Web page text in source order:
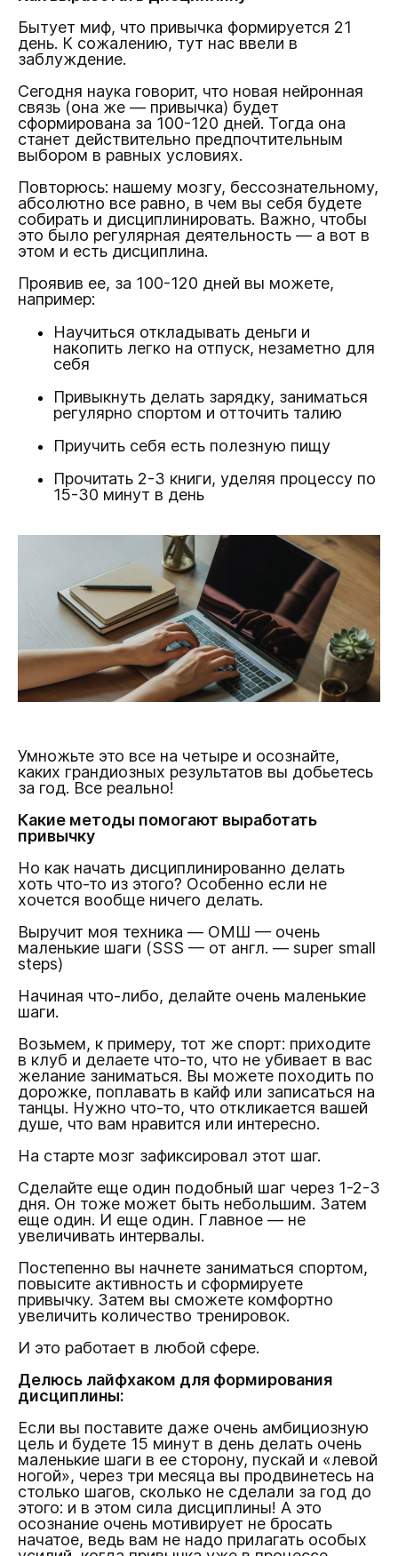
Бытует миф, что привычка формируется 21
день. К сожалению, тут нас ввели в
заблуждение.
Сегодня наука говорит, что новая нейронная
связь (она же — привычка) будет
сформирована за 100-120 дней. Тогда она
станет действительно предпочтительным
выбором в равных условиях.
Повторюсь: нашему мозгу, бессознательному,
абсолютно все равно, в чем вы себя будете
собирать и дисциплинировать. Важно, чтобы
это было регулярная деятельность — а вот в
этом и есть дисциплина.
Проявив ее, за 100-120 дней вы можете,
например:
Научиться откладывать деньги и
накопить легко на отпуск, незаметно для
себя
Привыкнуть делать зарядку, заниматься
регулярно спортом и отточить талию
Приучить себя есть полезную пищу
Прочитать 2-3 книги, уделяя процессу по
15-30 минут в день
Умножьте это все на четыре и осознайте,
каких грандиозных результатов вы добьетесь
за год. Все реально!
Какие методы помогают выработать
привычку
Но как начать дисциплинированно делать
хоть что-то из этого? Особенно если не
хочется вообще ничего делать.
Выручит моя техника — ОМШ — очень
маленькие шаги (SSS — от англ. — super small
steps)
Начиная что-либо, делайте очень маленькие
шаги.
Возьмем, к примеру, тот же спорт: приходите
в клуб и делаете что-то, что не убивает в вас
желание заниматься. Вы можете походить по
дорожке, поплавать в кайф или записаться на
танцы. Нужно что-то, что откликается вашей
душе, что вам нравится или интересно.
На старте мозг зафиксировал этот шаг.
Сделайте еще один подобный шаг через 1-2-3
дня. Он тоже может быть небольшим. Затем
еще один. И еще один. Главное — не
увеличивать интервалы.
Постепенно вы начнете заниматься спортом,
повысите активность и сформируете
привычку. Затем вы сможете комфортно
увеличить количество тренировок.
И это работает в любой сфере.
Делюсь лайфхаком для формирования
дисциплины:
Если вы поставите даже очень амбициозную
цель и будете 15 минут в день делать очень
маленькие шаги в ее сторону, пускай и «левой
ногой», через три месяца вы продвинетесь на
столько шагов, сколько не сделали за год до
этого: и в этом сила дисциплины! А это
осознание очень мотивирует не бросать
начатое, ведь вам не надо прилагать особых